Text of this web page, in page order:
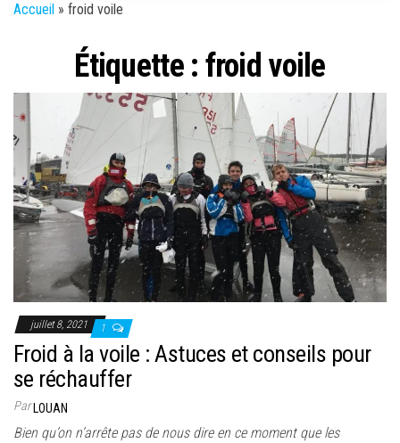
Accueil » froid voile
Étiquette : froid voile
juillet 8, 2021 1
Froid à la voile : Astuces et conseils pour
se réchauffer
ParLOUAN
Bien qu’on n’arrête pas de nous dire en ce moment que les